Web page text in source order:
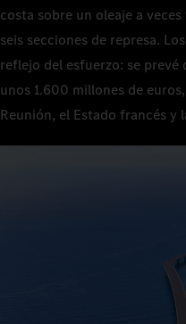
costa sobre un oleaje a
seis secciones de represa.
reflejo del esfuerzo: se
unos 1.600 millones de
Reunión, el Estado francés y